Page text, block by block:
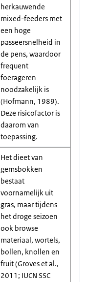
herkauwende
mixed-feeders met
een hoge
passeersnelheid in
de pens, waardoor
frequent
foerageren
noodzakelijk is
(Hofmann, 1989).
Deze risicofactor is
daarom van
toepassing.
Het dieet van
gemsbokken
bestaat
voornamelijk uit
gras, maar tijdens
het droge seizoen
ook browse
materiaal, wortels,
bollen, knollen en
fruit (Groves et al.,
2011; IUCN SSC